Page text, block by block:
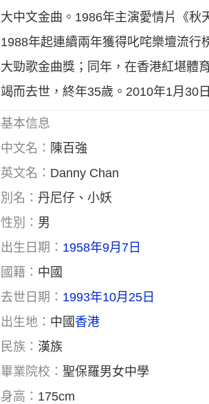
大中文金曲。1986年主演愛情片《
1988年起連續兩年獲得叱咤樂壇流
大勁歌金曲獎；同年，在香港紅堪體
竭而去世，終年35歲。2010年1月30
基本信息
中文名： 陳百強
英文名： Danny Chan
別名： 丹尼仔、小妖
性別： 男
出生日期： 1958年9月7日
國籍： 中國
去世日期： 1993年10月25日
出生地： 中國 香港
民族： 漢族
畢業院校：聖保羅男女中學
身高： 175cm